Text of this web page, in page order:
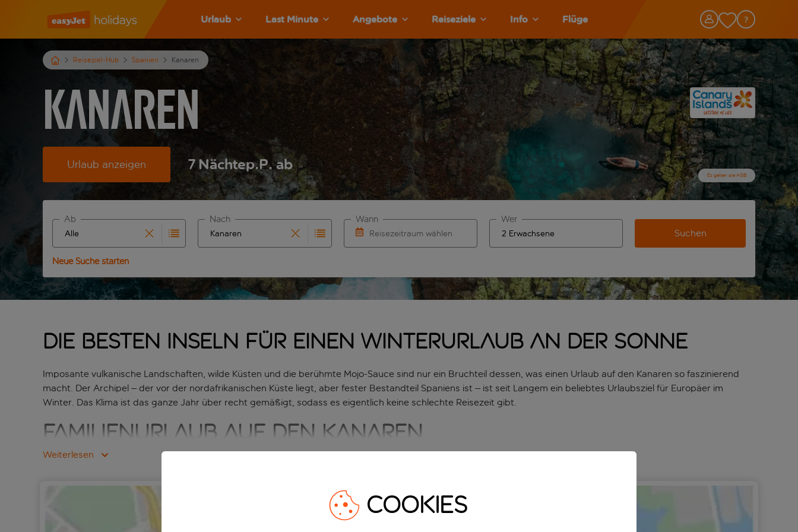
Urlaub Last Minute Angebote Reiseziele Info Flüge
Reiseziel-Hub Spanien Kanaren
Kanaren
Urlaub anzeigen 7Nächtep.P. ab
Es gelten die AGB
Beginne mit der Eingabe für die automatische Vervollständigung. Wenn für den Abflughafen automatisch vervollständigte Ergebnisse verfügbar sind, verwende die
Ab
Beginne mit der Eingabe für die automatische Vervollständigung. Wenn für den Zielflughafen automatisch vervollständigte Ergebnisse
Nach
Reisezeitraum wählen
Wann Wer
Suchen
Neue Suche starten
Die besten Inseln für einen Winterurlaub an der Sonne
Imposante vulkanische Landschaften, wilde Küsten und die berühmte Mojo-Sauce sind nur ein Bruchteil dessen, was einen Urlaub auf den Kanaren so faszinierend
macht. Der Archipel – der vor der nordafrikanischen Küste liegt, aber fester Bestandteil Spaniens ist – ist seit Langem ein beliebtes Urlaubsziel für Europäer im
Winter. Das Klima ist das ganze Jahr über recht gemäßigt, sodass es eigentlich keine schlechte Reisezeit gibt.
Familienurlaub auf den Kanaren
abends dann zu einem Restaurant an der Strandpromenade spazieren kannst. In den meisten werden spanische Gerichte mit kanarischem Einschlag serviert – zum
Beispiel die scharfe Mojo-Sauce oder gegrillter Majorero-Käse mit Palmhonig. Und Nachtschwärmer werden von lebhaften Bars und Clubs begeistert sein.
Weiterlesen
COOKIES